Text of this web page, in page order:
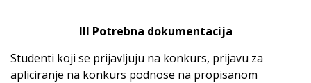
III Potrebna dokumentacija
Studenti koji se prijavljuju na konkurs, prijavu za
apliciranje na konkurs podnose na propisanom